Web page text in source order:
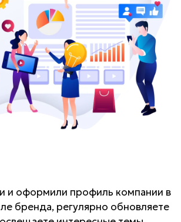
и оформили профиль компании в
бренда, регулярно обновляете